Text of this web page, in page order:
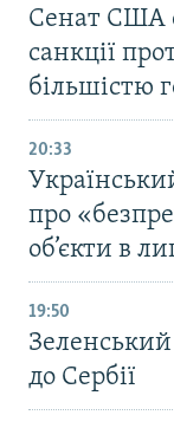
Cенат США
санкції
більшістю
20:33
про
об’єкти в
19:50
до Сербії